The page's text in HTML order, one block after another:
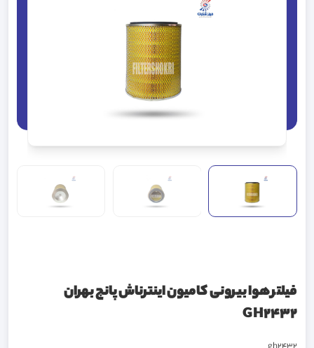
فیلتر هوا بیرونی کامیون اینترناش پانچ بهران
GH2432